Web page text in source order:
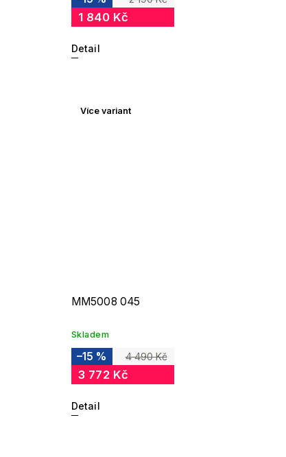
1 840 Kč
Detail
Více variant
MM5008 045
Skladem
4 490 Kč
–15 %
3 772 Kč
Detail